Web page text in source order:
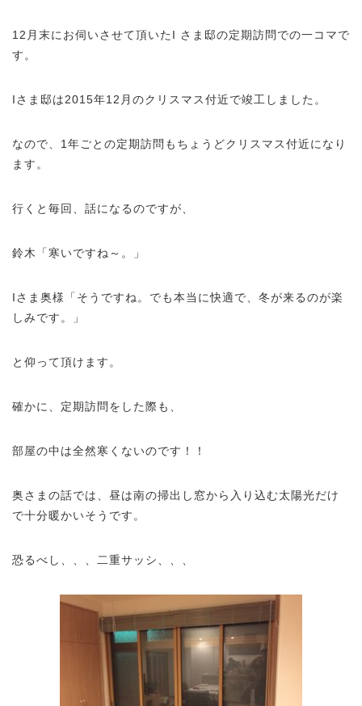
12月末にお伺いさせて頂いたI さま邸の定期訪問での一コマで
す。
Iさま邸は2015年12月のクリスマス付近で竣工しました。
なので、1年ごとの定期訪問もちょうどクリスマス付近になり
ます。
行くと毎回、話になるのですが、
鈴木「寒いですね～。」
Iさま奥様「そうですね。でも本当に快適で、冬が来るのが楽
しみです。」
と仰って頂けます。
確かに、定期訪問をした際も、
部屋の中は全然寒くないのです！！
奥さまの話では、昼は南の掃出し窓から入り込む太陽光だけ
で十分暖かいそうです。
恐るべし、、、二重サッシ、、、